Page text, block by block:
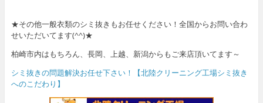
★その他一般衣類のシミ抜きもお任せください！全国からお問い合わ
せいただいてます(^^)★
柏崎市内はもちろん、長岡、上越、新潟からもご来店頂いてます～
シミ抜きの問題解決お任せ下さい！【北陸クリーニング工場シミ抜き
へのこだわり】